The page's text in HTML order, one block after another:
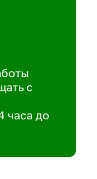
с
часа до